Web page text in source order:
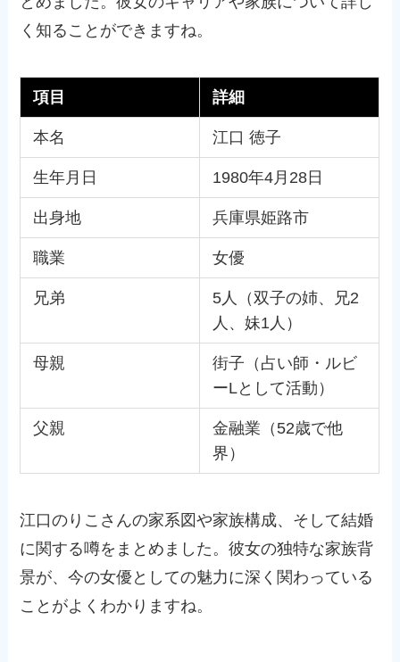
く知ることができますね。
項目 詳細
本名 江口 徳子
生年月日 1980年4月28日
出身地 兵庫県姫路市
職業 女優
兄弟
5人（双子の姉、兄2
人、妹1人）
母親
街子（占い師・ルビ
ーLとして活動）
父親
金融業（52歳で他
界）
江口のりこさんの家系図や家族構成、そして結婚
に関する噂をまとめました。彼女の独特な家族背
景が、今の女優としての魅力に深く関わっている
ことがよくわかりますね。